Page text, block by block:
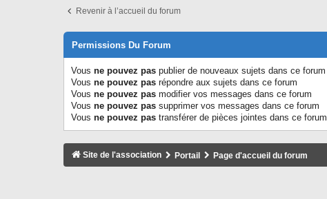
Revenir à l’accueil du forum
Permissions Du Forum
Vous ne pouvez pas publier de nouveaux sujets dans ce forum
Vous ne pouvez pas répondre aux sujets dans ce forum
Vous ne pouvez pas modifier vos messages dans ce forum
Vous ne pouvez pas supprimer vos messages dans ce forum
Vous ne pouvez pas transférer de pièces jointes dans ce forum
Site de l'association Portail Page d'accueil du forum